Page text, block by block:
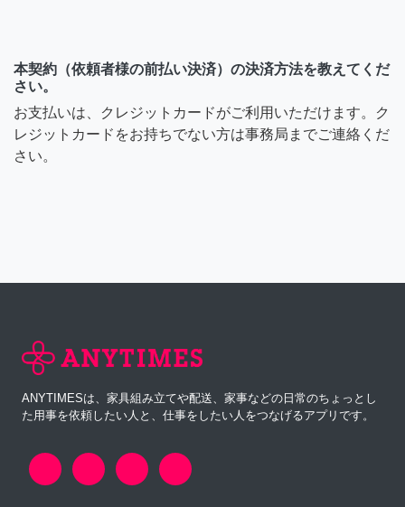
本契約（依頼者様の前払い決済）の決済方法を教えてくだ
さい。
お支払いは、クレジットカードがご利用いただけます。ク
レジットカードをお持ちでない方は事務局までご連絡くだ
さい。
ANYTIMESは、家具組み立てや配送、家事などの日常のちょっとし
た用事を依頼したい人と、仕事をしたい人をつなげるアプリです。